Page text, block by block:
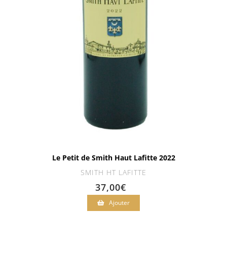
Le Petit de Smith Haut Lafitte 2022
SMITH HT LAFITTE
37,00€
Ajouter